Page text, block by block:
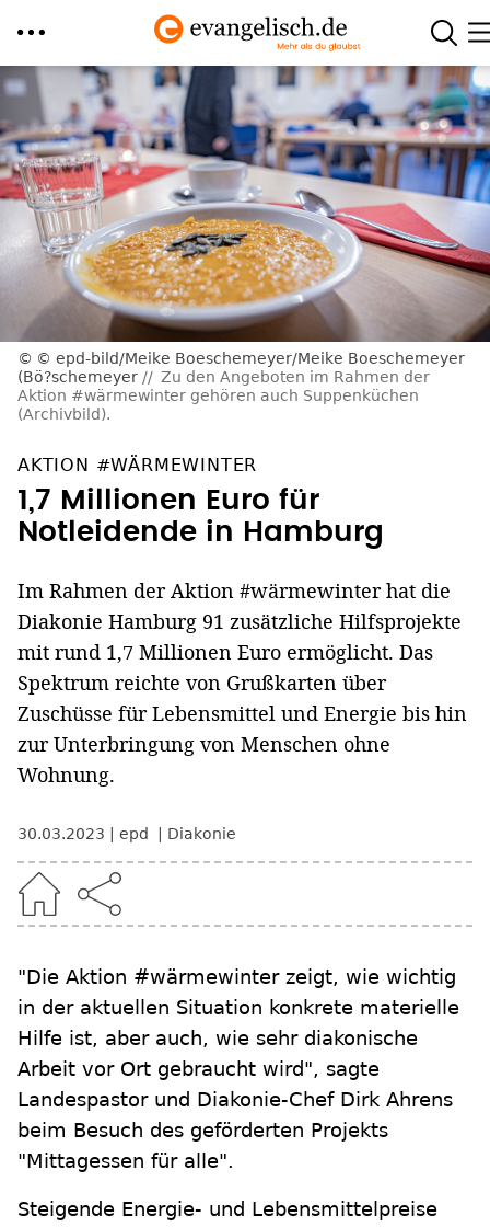
Direkt
Inhalt
© epd-bild/Meike Boeschemeyer/Meike Boeschemeyer
(Bö?schemeyer
Zu den Angeboten im Rahmen der
Aktion #wärmewinter gehören auch Suppenküchen
(Archivbild).
AKTION #WÄRMEWINTER
1,7 Millionen Euro für
Notleidende in Hamburg
Im Rahmen der Aktion #wärmewinter hat die
Diakonie Hamburg 91 zusätzliche Hilfsprojekte
mit rund 1,7 Millionen Euro ermöglicht. Das
Spektrum reichte von Grußkarten über
Zuschüsse für Lebensmittel und Energie bis hin
zur Unterbringung von Menschen ohne
Wohnung.
30.03.2023 epd Diakonie
"Die Aktion #wärmewinter zeigt, wie wichtig
in der aktuellen Situation konkrete materielle
Hilfe ist, aber auch, wie sehr diakonische
Arbeit vor Ort gebraucht wird", sagte
Landespastor und Diakonie-Chef Dirk Ahrens
beim Besuch des geförderten Projekts
"Mittagessen für alle".
Steigende Energie- und Lebensmittelpreise